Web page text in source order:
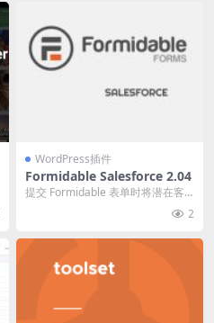
WordPress插件
Formidable Salesforce 2.04
提交 Formidable 表单时将潜在客
2